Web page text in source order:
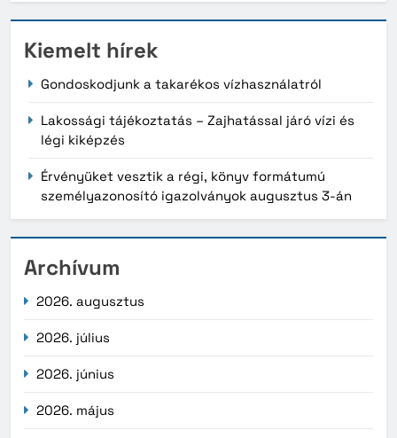
Kiemelt hírek
Gondoskodjunk a takarékos vízhasználatról
Lakossági tájékoztatás – Zajhatással járó vízi és
légi kiképzés
Érvényüket vesztik a régi, könyv formátumú
személyazonosító igazolványok augusztus 3-án
Archívum
2026. augusztus
2026. július
2026. június
2026. május